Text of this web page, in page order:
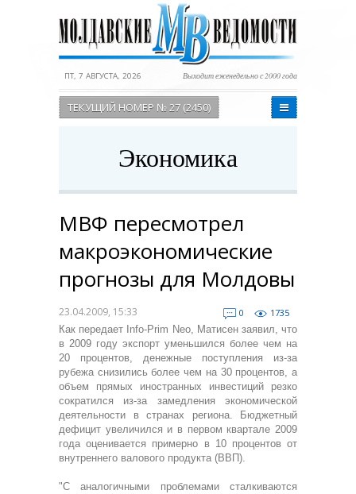
ПТ, 7 АВГУСТА, 2026 Выходит еженедельно с 2000 года
ТЕКУЩИЙ НОМЕР № 27 (2450)
Экономика
МВФ пересмотрел
макроэкономические
прогнозы для Молдовы
23.04.2009, 15:33 0
1735
Как передает Info-Prim Neo, Матисен заявил, что
в 2009 году экспорт уменьшился более чем на
20 процентов, денежные поступления из-за
рубежа снизились более чем на 30 процентов, а
объем прямых иностранных инвестиций резко
сократился из-за замедления экономической
деятельности в странах региона. Бюджетный
дефицит увеличился и в первом квартале 2009
года оценивается примерно в 10 процентов от
внутреннего валового продукта (ВВП).
"С аналогичными проблемами сталкиваются